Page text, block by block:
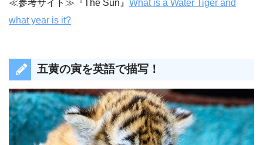
≪参考サイト≫『The Sun』 What is a Water Tiger and
what year is it?
五黄の寅を英語で描写！